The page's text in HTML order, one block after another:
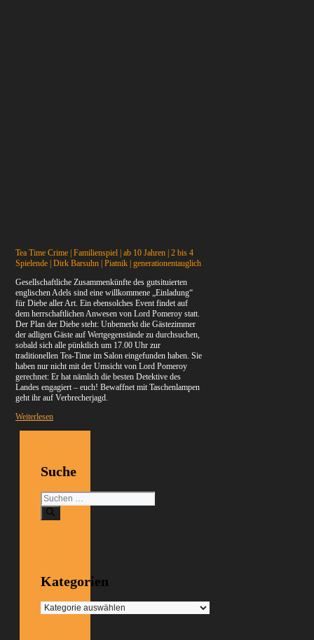
Tea Time Crime | Familienspiel | ab 10 Jahren | 2 bis 4
Spielende | Dirk Barsuhn | Piatnik | generationentauglich
Gesellschaftliche Zusammenkünfte des gutsituierten
englischen Adels sind eine willkommene „Einladung“
für Diebe aller Art. Ein ebensolches Event findet auf
dem herrschaftlichen Anwesen von Lord Pomeroy statt.
Der Plan der Diebe steht: Unbemerkt die Gästezimmer
der adligen Gäste auf Wertgegenstände zu durchsuchen,
sobald sich alle pünktlich um 17.00 Uhr zur
traditionellen Tea-Time im Salon eingefunden haben. Sie
haben nur nicht mit der Umsicht von Lord Pomeroy
gerechnet: Er hat nämlich die besten Detektive des
Landes engagiert – euch! Bewaffnet mit Taschenlampen
geht ihr auf Verbrecherjagd.
Weiterlesen
Suche
Suchen
nach:
Kategorien
Kategorien